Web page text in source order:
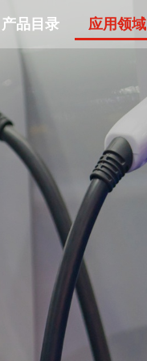
产品目录 应用领域